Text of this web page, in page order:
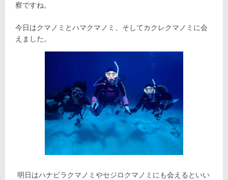
察ですね。
今日はクマノミとハマクマノミ、そしてカクレクマノミに会
えました。
明日はハナビラクマノミやセジロクマノミにも会えるといい